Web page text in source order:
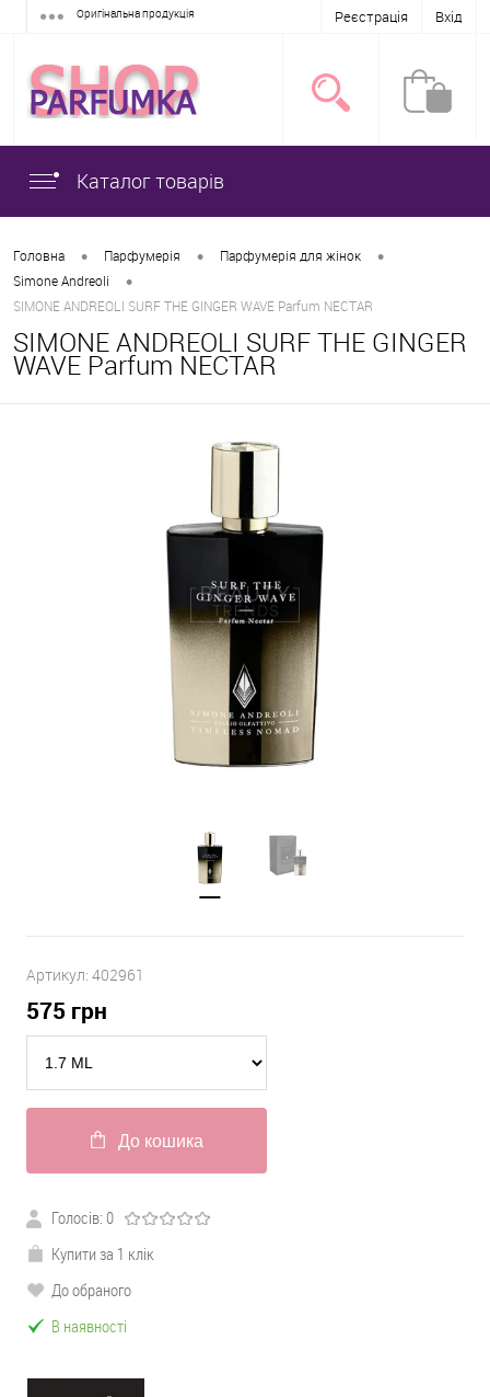
Оригінальна продукція Реєстрація Вхід
Каталог товарів
Головна • Парфумерія • Парфумерія для жінок •
Simone Andreoli •
SIMONE ANDREOLI SURF THE GINGER WAVE Parfum NECTAR
SIMONE ANDREOLI SURF THE GINGER
WAVE Parfum NECTAR
Артикул: 402961
575 грн
До кошика
Голосів: 0
Купити за 1 клік
До обраного
В наявності